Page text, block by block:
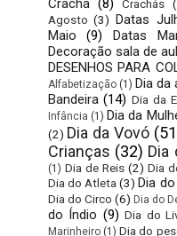
Crachá (8) Crachás
Agosto (3) Datas
Maio
(9) Datas
Decoração sala de
DESENHOS PARA
Alfabetização (1) Dia da
Bandeira (14) Dia da
Infância (1) Dia da
(2) Dia da Vovó
Crianças (32) Dia
(1) Dia de Reis (2) Dia
Dia do Atleta (3) Dia
Dia do Circo (6) Dia do
do Índio (9) Dia do
Marinheiro (1) Dia do